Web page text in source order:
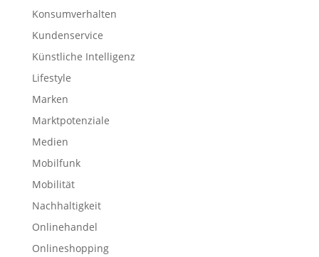
Konsumverhalten
Kundenservice
Künstliche Intelligenz
Lifestyle
Marken
Marktpotenziale
Medien
Mobilfunk
Mobilität
Nachhaltigkeit
Onlinehandel
Onlineshopping